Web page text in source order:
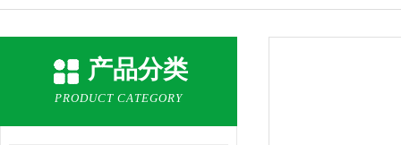
产品分类
PRODUCT CATEGORY